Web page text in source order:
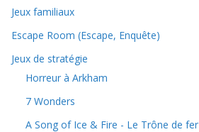
Jeux familiaux
Escape Room (Escape, Enquête)
Jeux de stratégie
Horreur à Arkham
7 Wonders
A Song of Ice & Fire - Le Trône de fer